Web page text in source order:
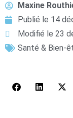
Maxine
Publié le 14
Modifié le 23
Santé & Bien-